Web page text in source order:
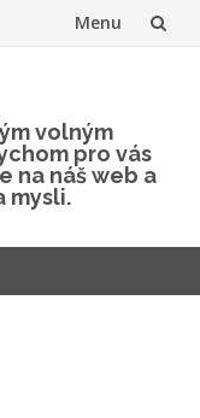
Menu
volným
pro vás
na náš web a
mysli.